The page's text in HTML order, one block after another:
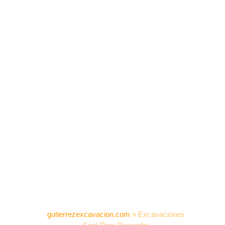
gutierrezexcavacion.com » Excavaciones